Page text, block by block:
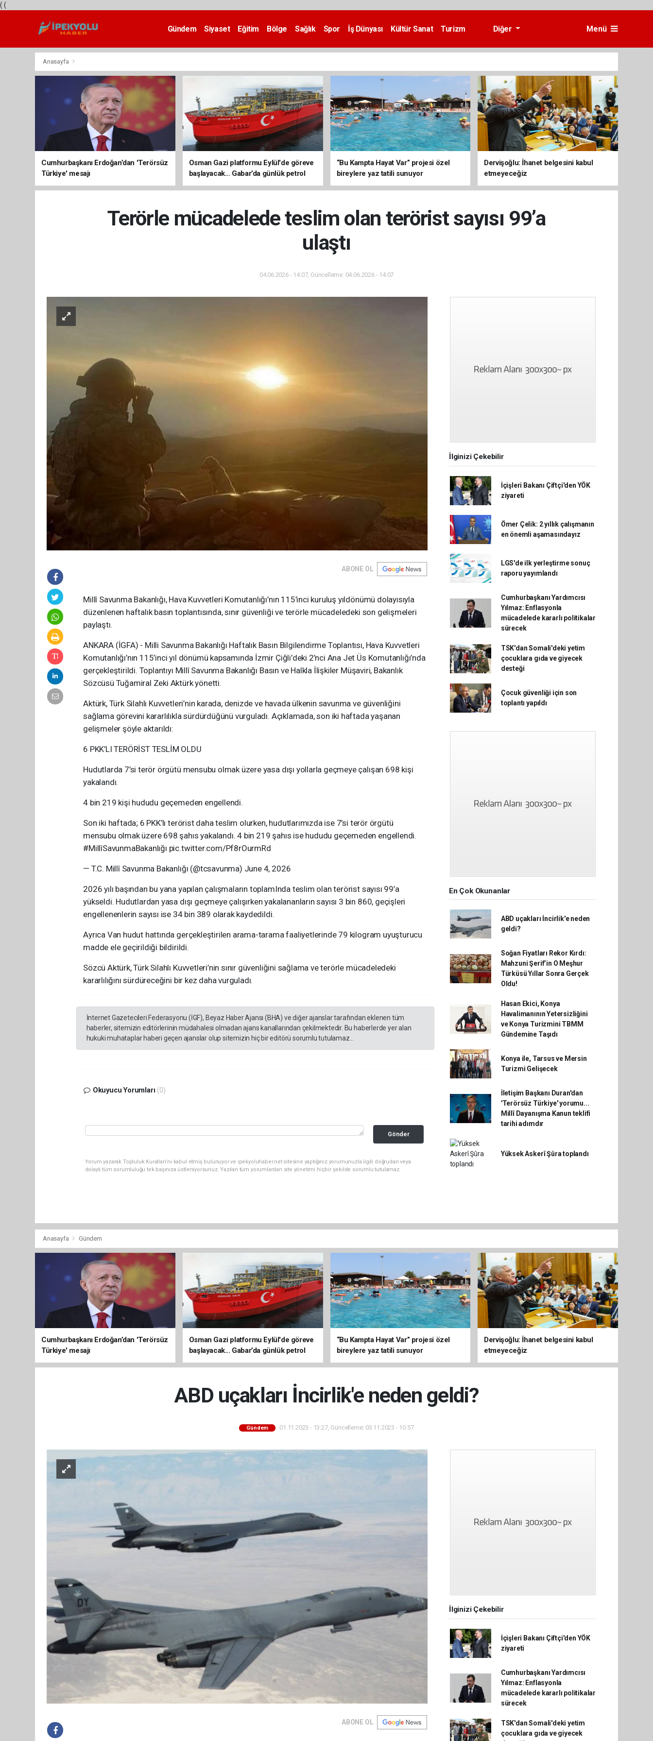
( (
Gündem Siyaset Eğitim Bölge Sağlık Spor İş Dünyası Kültür Sanat
Turizm
Diğer Menü
Anasayfa
Cumhurbaşkanı Erdoğan’dan 'Terörsüz
Türkiye' mesajı
Osman Gazi platformu Eylül'de göreve
başlayacak... Gabar’da günlük petrol
üretimi 83 bin 200 varile ulaştı
“Bu Kampta Hayat Var” projesi özel
bireylere yaz tatili sunuyor
Dervişoğlu: İhanet belgesini kabul
etmeyeceğiz
Terörle mücadelede teslim olan terörist sayısı 99’a
ulaştı
04.06.2026 - 14:07, Güncelleme: 04.06.2026 - 14:07
ABONE OL
Millî Savunma Bakanlığı, Hava Kuvvetleri Komutanlığı’nın 115’inci kuruluş yıldönümü dolayısıyla
düzenlenen haftalık basın toplantısında, sınır güvenliği ve terörle mücadeledeki son gelişmeleri
paylaştı.
ANKARA (İGFA) - Milli Savunma Bakanlığı Haftalık Basın Bilgilendirme Toplantısı, Hava Kuvvetleri
Komutanlığı’nın 115’inci yıl dönümü kapsamında İzmir Çiğli’deki 2’nci Ana Jet Üs Komutanlığı’nda
gerçekleştirildi. Toplantıyı Millî Savunma Bakanlığı Basın ve Halkla İlişkiler Müşaviri, Bakanlık
Sözcüsü Tuğamiral Zeki Aktürk yönetti.
Aktürk, Türk Silahlı Kuvvetleri’nin karada, denizde ve havada ülkenin savunma ve güvenliğini
sağlama görevini kararlılıkla sürdürdüğünü vurguladı. Açıklamada, son iki haftada yaşanan
gelişmeler şöyle aktarıldı:
6 PKK’LI TERÖRİST TESLİM OLDU
Hudutlarda 7’si terör örgütü mensubu olmak üzere yasa dışı yollarla geçmeye çalışan 698 kişi
yakalandı.
4 bin 219 kişi hududu geçemeden engellendi.
Son iki haftada; 6 PKK’lı terörist daha teslim olurken, hudutlarımızda ise 7’si terör örgütü
mensubu olmak üzere 698 şahıs yakalandı. 4 bin 219 şahıs ise hududu geçemeden engellendi.
#MillîSavunmaBakanlığı pic.twitter.com/Pf8rOurmRd
— T.C. Millî Savunma Bakanlığı (@tcsavunma) June 4, 2026
2026 yılı başından bu yana yapılan çalışmaların toplamInda teslim olan terörist sayısı 99’a
yükseldi. Hudutlardan yasa dışı geçmeye çalışırken yakalananların sayısı 3 bin 860, geçişleri
engellenenlerin sayısı ise 34 bin 389 olarak kaydedildi.
Ayrıca Van hudut hattında gerçekleştirilen arama-tarama faaliyetlerinde 79 kilogram uyuşturucu
madde ele geçirildiği bildirildi.
Sözcü Aktürk, Türk Silahlı Kuvvetleri’nin sınır güvenliğini sağlama ve terörle mücadeledeki
kararlılığını sürdüreceğini bir kez daha vurguladı.
İnternet Gazetecileri Federasyonu (İGF), Beyaz Haber Ajansı (BHA) ve diğer ajanslar tarafından eklenen tüm
haberler, sitemizin editörlerinin müdahalesi olmadan ajans kanallarından çekilmektedir. Bu haberlerde yer alan
hukuki muhataplar haberi geçen ajanslar olup sitemizin hiç bir editörü sorumlu tutulamaz...
Okuyucu Yorumları (0)
Gönder
Yorum yazarak Topluluk Kuralları’nı kabul etmiş bulunuyor ve ipekyoluhaber.net sitesine yaptığınız yorumunuzla ilgili doğrudan veya
dolaylı tüm sorumluluğu tek başınıza üstleniyorsunuz. Yazılan tüm yorumlardan site yönetimi hiçbir şekilde sorumlu tutulamaz.
İlginizi Çekebilir
İçişleri Bakanı Çiftçi'den YÖK
ziyareti
Ömer Çelik: 2 yıllık çalışmanın
en önemli aşamasındayız
LGS'de ilk yerleştirme sonuç
raporu yayımlandı
Cumhurbaşkanı Yardımcısı
Yılmaz: Enflasyonla
mücadelede kararlı politikalar
sürecek
TSK'dan Somali'deki yetim
çocuklara gıda ve giyecek
desteği
Çocuk güvenliği için son
toplantı yapıldı
En Çok Okunanlar
ABD uçakları İncirlik'e neden
geldi?
Soğan Fiyatları Rekor Kırdı:
Mahzuni Şerif’in O Meşhur
Türküsü Yıllar Sonra Gerçek
Oldu!
Hasan Ekici, Konya
Havalimanının Yetersizliğini
ve Konya Turizmini TBMM
Gündemine Taşıdı
Konya ile, Tarsus ve Mersin
Turizmi Gelişecek
İletişim Başkanı Duran'dan
'Terörsüz Türkiye' yorumu...
Millî Dayanışma Kanun teklifi
tarihi adımdır
Yüksek Askerî Şûra toplandı
Anasayfa Gündem
Cumhurbaşkanı Erdoğan’dan 'Terörsüz
Türkiye' mesajı
Osman Gazi platformu Eylül'de göreve
başlayacak... Gabar’da günlük petrol
üretimi 83 bin 200 varile ulaştı
“Bu Kampta Hayat Var” projesi özel
bireylere yaz tatili sunuyor
Dervişoğlu: İhanet belgesini kabul
etmeyeceğiz
ABD uçakları İncirlik'e neden geldi?
Gündem 01.11.2023 - 13:27, Güncelleme: 03.11.2023 - 10:57
ABONE OL
İlginizi Çekebilir
İçişleri Bakanı Çiftçi'den YÖK
ziyareti
Cumhurbaşkanı Yardımcısı
Yılmaz: Enflasyonla
mücadelede kararlı politikalar
sürecek
TSK'dan Somali'deki yetim
çocuklara gıda ve giyecek